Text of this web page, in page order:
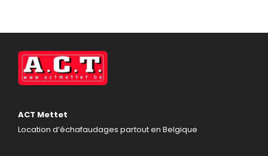
ACT Mettet
Location d’échafaudages partout en Belgique